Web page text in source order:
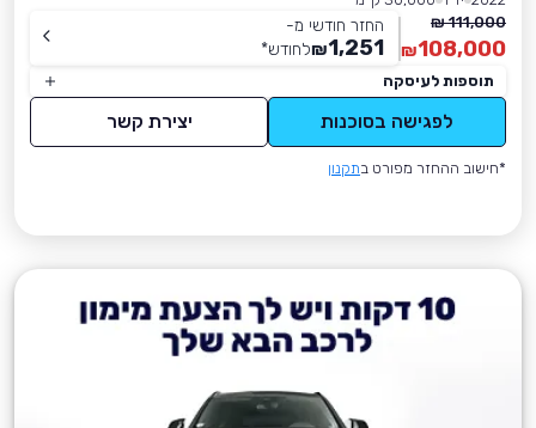
111,000 ₪
108,000
₪
החזר חודשי מ-
1,251
₪לחודש*
תוספות לעיסקה
לפגישה בסוכנות יצירת קשר
*חישוב ההחזר מפורט בתקנון